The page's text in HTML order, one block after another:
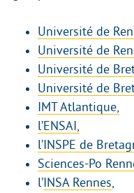
Université de
Université de
Université de
Université de
IMT Atlantique,
l’ENSAI,
l’INSPE de
Sciences-Po
l’INSA Rennes